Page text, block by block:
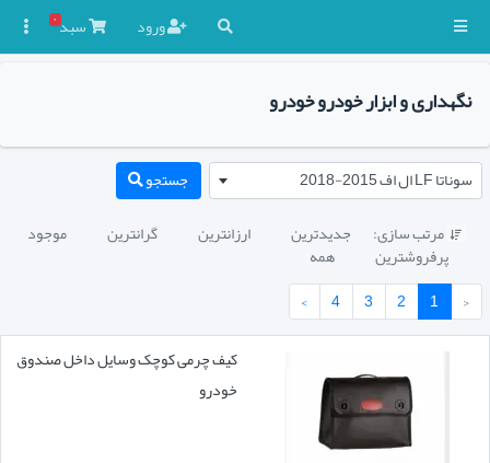
ورود سبد۰
نگهداری و ابزار خودرو خودرو
سوناتا LF ال اف 2015-2018 جستجو
 مرتب سازی: جدیدترین ارزانترین گرانترین موجود
پرفروشترین
همه
‹
1
2
3
4
›
کیف چرمی کوچک وسایل داخل صندوق
خودرو